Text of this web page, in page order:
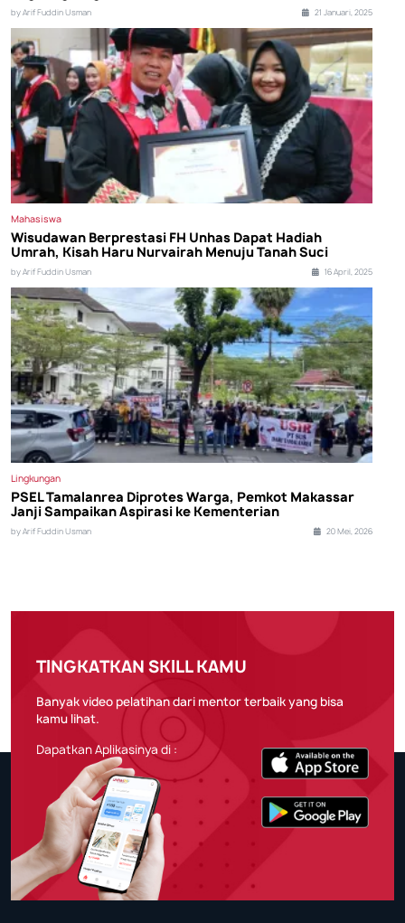
by Arif Fuddin Usman 21 Januari, 2025
Mahasiswa
Wisudawan Berprestasi FH Unhas Dapat Hadiah
Umrah, Kisah Haru Nurvairah Menuju Tanah Suci
by Arif Fuddin Usman 16 April, 2025
Lingkungan
PSEL Tamalanrea Diprotes Warga, Pemkot Makassar
Janji Sampaikan Aspirasi ke Kementerian
by Arif Fuddin Usman 20 Mei, 2026
TINGKATKAN SKILL KAMU
Banyak video pelatihan dari mentor terbaik yang bisa
kamu lihat.
Dapatkan Aplikasinya di :